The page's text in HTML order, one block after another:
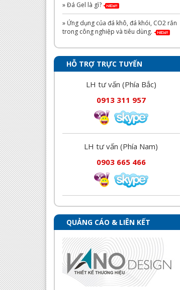
» Đá Gel là gì?
» Ứng dụng của đá khô, đá khói, CO2 rắn
trong công nghiệp và tiêu dùng.
HỖ TRỢ TRỰC TUYẾN
LH tư vấn (Phía Bắc)
0913 311 957
LH tư vấn (Phía Nam)
0903 665 466
QUẢNG CÁO & LIÊN KẾT